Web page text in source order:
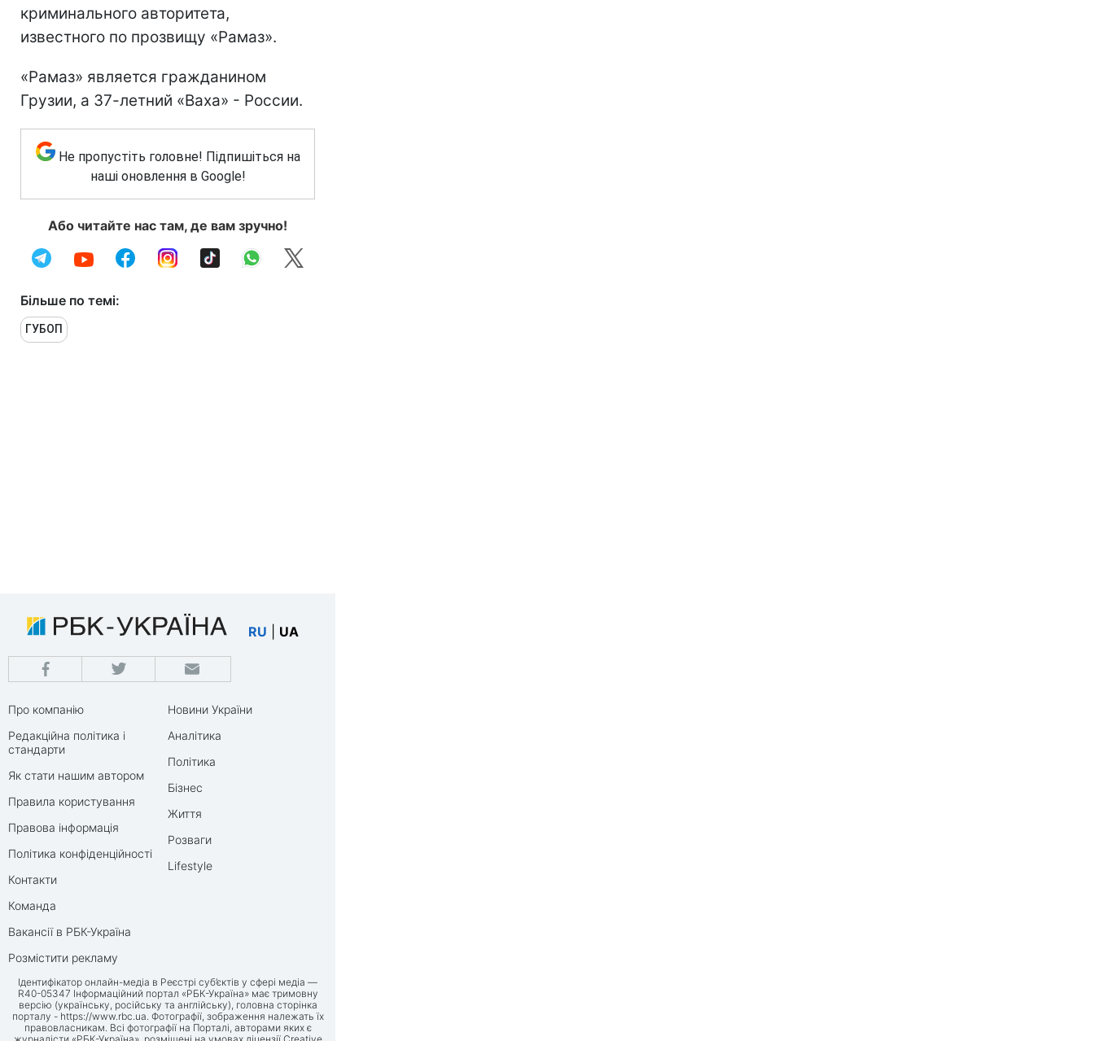
криминального авторитета,
известного по прозвищу «Рамаз».
«Рамаз» является гражданином
Грузии, а 37-летний «Ваха» - России.
Не пропустіть головне! Підпишіться на
наші оновлення в Google!
Або читайте нас там, де вам зручно!
Більше по темі:
ГУБОП
RU UA
Про компанію
Редакційна політика і
стандарти
Як стати нашим автором
Правила користування
Правова інформація
Політика конфіденційності
Контакти
Команда
Вакансії в РБК-Україна
Розмістити рекламу
Новини України
Аналітика
Політика
Бізнес
Життя
Розваги
Lifestyle
Ідентифікатор онлайн-медіа в Реєстрі суб’єктів у сфері медіа —
R40-05347 Інформаційний портал «РБК-Україна» має тримовну
версію (українську, російську та англійську), головна сторінка
порталу - https://www.rbc.ua. Фотографії, зображення належать їх
правовласникам. Всі фотографії на Порталі, авторами яких є